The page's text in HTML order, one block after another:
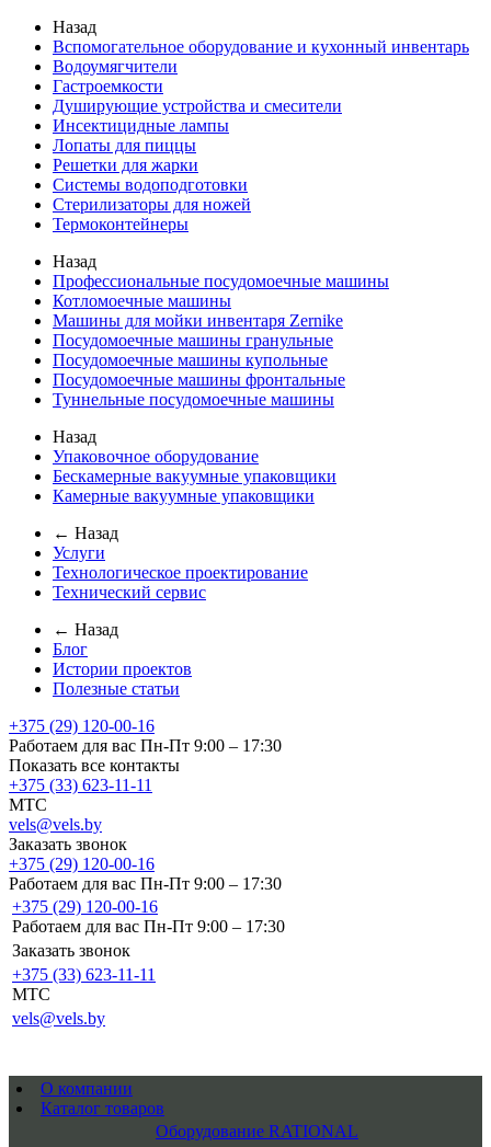
Назад
Вспомогательное оборудование и кухонный инвентарь
Водоумягчители
Гастроемкости
Душирующие устройства и смесители
Инсектицидные лампы
Лопаты для пиццы
Решетки для жарки
Системы водоподготовки
Стерилизаторы для ножей
Термоконтейнеры
Назад
Профессиональные посудомоечные машины
Котломоечные машины
Машины для мойки инвентаря Zernike
Посудомоечные машины гранульные
Посудомоечные машины купольные
Посудомоечные машины фронтальные
Туннельные посудомоечные машины
Назад
Упаковочное оборудование
Бескамерные вакуумные упаковщики
Камерные вакуумные упаковщики
← Назад
Услуги
Технологическое проектирование
Технический сервис
← Назад
Блог
Истории проектов
Полезные статьи
+375 (29) 120-00-16
Работаем для вас Пн-Пт 9:00 – 17:30
Показать все контакты
+375 (33) 623-11-11
MTC
vels@vels.by
Заказать звонок
+375 (29) 120-00-16
Работаем для вас Пн-Пт 9:00 – 17:30
+375 (29) 120-00-16
Работаем для вас Пн-Пт 9:00 – 17:30
Заказать звонок
+375 (33) 623-11-11
MTC
vels@vels.by
О компании
Каталог товаров
Оборудование RATIONAL